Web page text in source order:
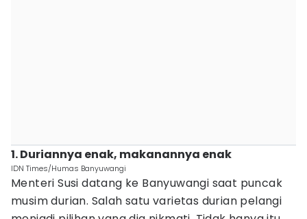
1. Duriannya enak, makanannya enak
IDN Times/Humas Banyuwangi
Menteri Susi datang ke Banyuwangi saat puncak
musim durian. Salah satu varietas durian pelangi